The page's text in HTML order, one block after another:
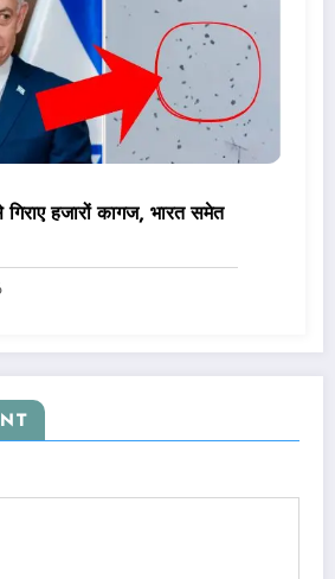
हजारों कागज, भारत समेत